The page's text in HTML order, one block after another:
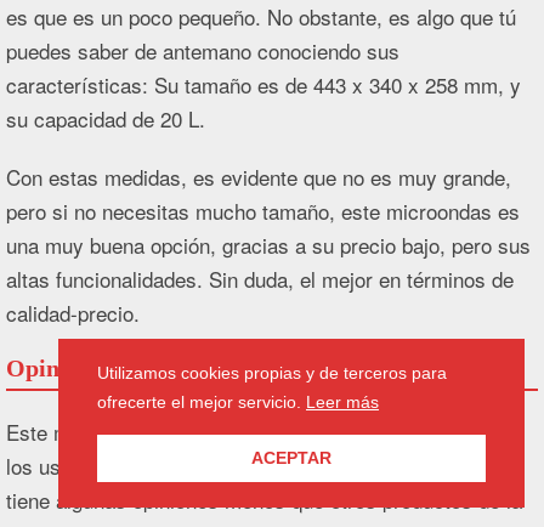
es que es un poco pequeño. No obstante, es algo que tú
puedes saber de antemano conociendo sus
características: Su tamaño es de 443 x 340 x 258 mm, y
su capacidad de 20 L.
Con estas medidas, es evidente que no es muy grande,
pero si no necesitas mucho tamaño, este microondas es
una muy buena opción, gracias a su precio bajo, pero sus
altas funcionalidades. Sin duda, el mejor en términos de
calidad-precio.
Opiniones microondas Samsung GE83X
Este microondas ya tiene un4.5 sobre 5en las notas de
los usuarios de Amazon, aunque hay que señalar que
tiene algunas opiniones menos que otros productos de la
Utilizamos cookies propias y de terceros para
ofrecerte el mejor servicio. Leer más
ACEPTAR